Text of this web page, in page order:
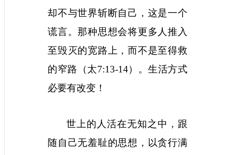
却不与世界斩断自己，这是一个
谎言。那种思想会将更多人推入
至毁灭的宽路上，而不是至得救
的窄路（太7:13-14）。生活方式
必要有改变！
世上的人活在无知之中，跟
随自己无羞耻的思想，以贪行满